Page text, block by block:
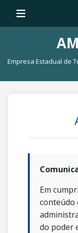
Empresa Estadual de
Em
conteúdo
do poder